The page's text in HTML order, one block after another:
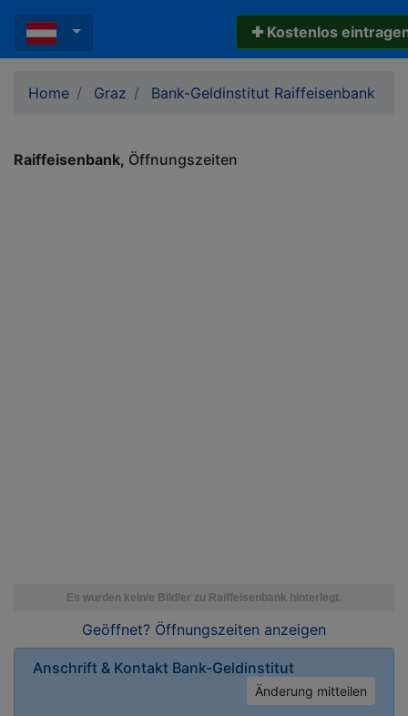
✚ Kostenlos
Home Graz Bank-Geldinstitut Raiffeisenbank
Raiffeisenbank Öffnungszeiten
Geöffnet? Öffnungszeiten anzeigen
Anschrift & Kontakt Bank-Geldinstitut
Änderung mitteilen